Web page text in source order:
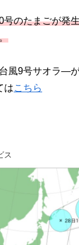
号のたまごが発
風9号サオラ―
はこちら
ス